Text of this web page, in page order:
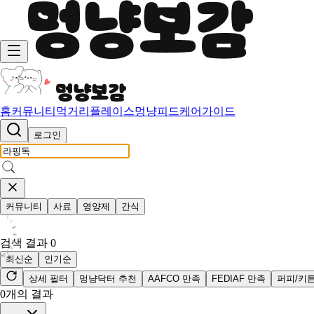
홈커뮤니티 먹거리 플레이스멍냥피드케어가이드
로그인
커뮤니티 사료 영양제 간식
검색 결과 0
최신순
인기순
상세 필터
멍냥닥터 추천 AAFCO 만족 FEDIAF 만족 퍼피/키
0개의 결과